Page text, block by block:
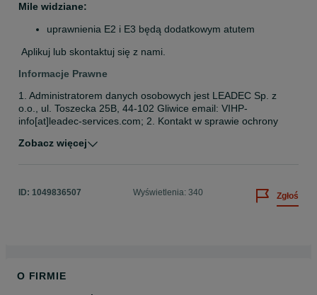
Mile widziane:
uprawnienia E2 i E3 będą dodatkowym atutem
Aplikuj lub skontaktuj się z nami.
Informacje Prawne
1. Administratorem danych osobowych jest LEADEC Sp. z
o.o., ul. Toszecka 25B, 44-102 Gliwice email: VIHP-
info[at]leadec-services.com; 2. Kontakt w sprawie ochrony
elektronicznej, pod adresem: VIHP-ODO[at]leadec-
Odbiorcami danych będą osoby upoważnione przez
administratora. 5. Dane osobowe będą przechowywane przez
wniesienia sprzeciwu; 7. Kandydat ma prawo do cofnięcia
Zobacz więcej
ID: 1049836507 Wyświetlenia: 340 Zgłoś
O FIRMIE